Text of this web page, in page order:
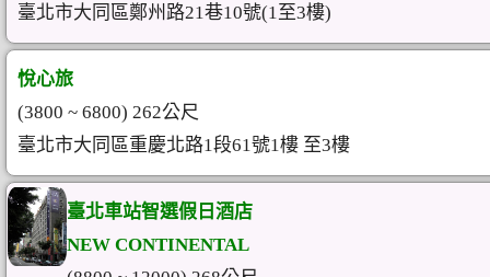
臺北市大同區鄭州路21巷10號(1至3樓)
悅心旅
(3800 ~ 6800) 262公尺
臺北市大同區重慶北路1段61號1樓 至3樓
臺北車站智選假日酒店
NEW CONTINENTAL